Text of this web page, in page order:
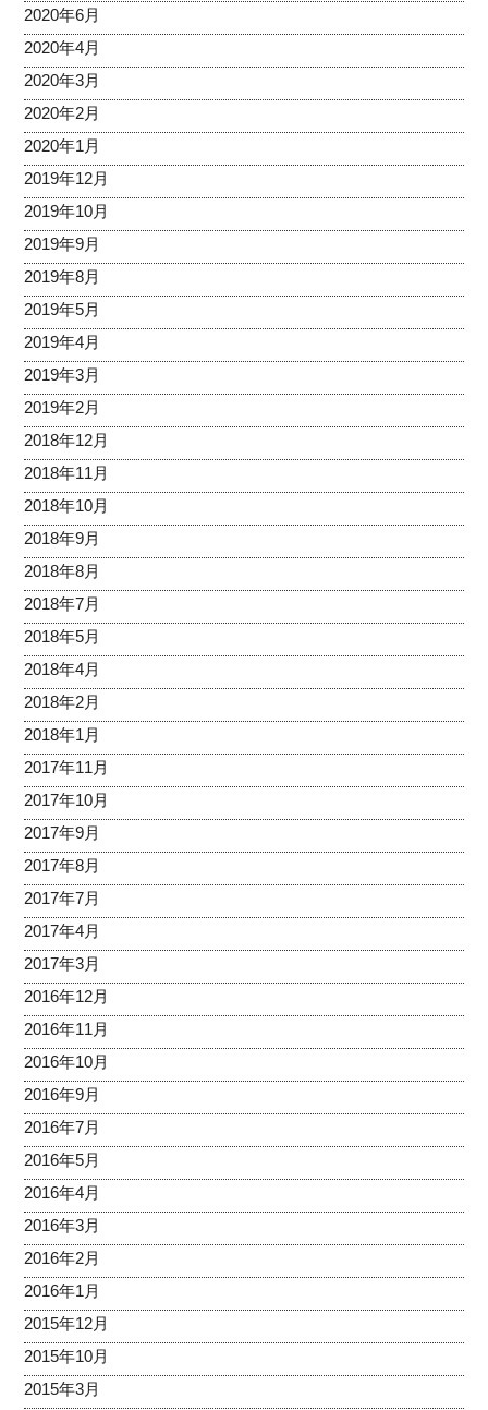
2020年6月
2020年4月
2020年3月
2020年2月
2020年1月
2019年12月
2019年10月
2019年9月
2019年8月
2019年5月
2019年4月
2019年3月
2019年2月
2018年12月
2018年11月
2018年10月
2018年9月
2018年8月
2018年7月
2018年5月
2018年4月
2018年2月
2018年1月
2017年11月
2017年10月
2017年9月
2017年8月
2017年7月
2017年4月
2017年3月
2016年12月
2016年11月
2016年10月
2016年9月
2016年7月
2016年5月
2016年4月
2016年3月
2016年2月
2016年1月
2015年12月
2015年10月
2015年3月